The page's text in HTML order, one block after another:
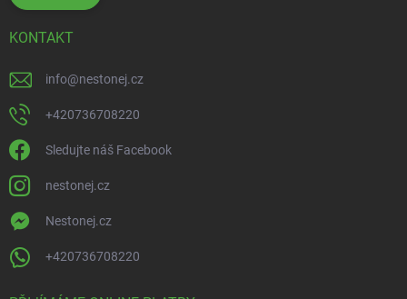
KONTAKT
info@nestonej.cz
+420736708220
Sledujte náš Facebook
nestonej.cz
Nestonej.cz
+420736708220